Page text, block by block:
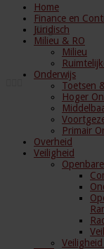
Blog
Home
Finance en
Juridisch
Milieu & RO
Milieu
Onderwijs
Toetsen
Hoger
Primair
Overheid
Veiligheid